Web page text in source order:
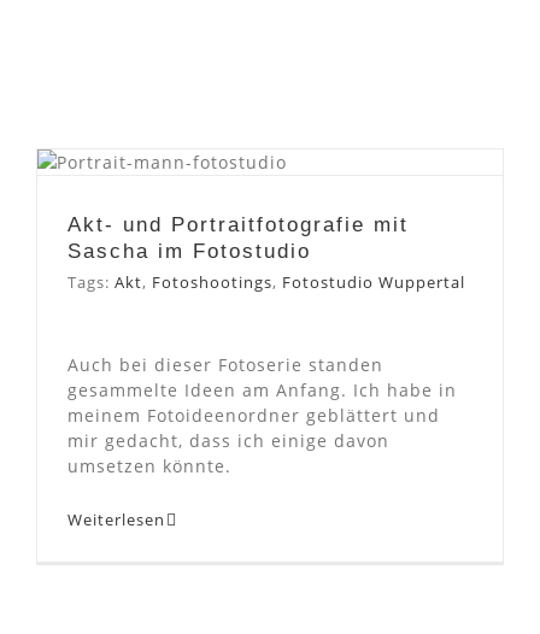
Akt- und Portraitfotografie mit
Sascha im Fotostudio
Tags: Akt, Fotoshootings, Fotostudio Wuppertal
Auch bei dieser Fotoserie standen
gesammelte Ideen am Anfang. Ich habe in
meinem Fotoideenordner geblättert und
mir gedacht, dass ich einige davon
umsetzen könnte.
Weiterlesen